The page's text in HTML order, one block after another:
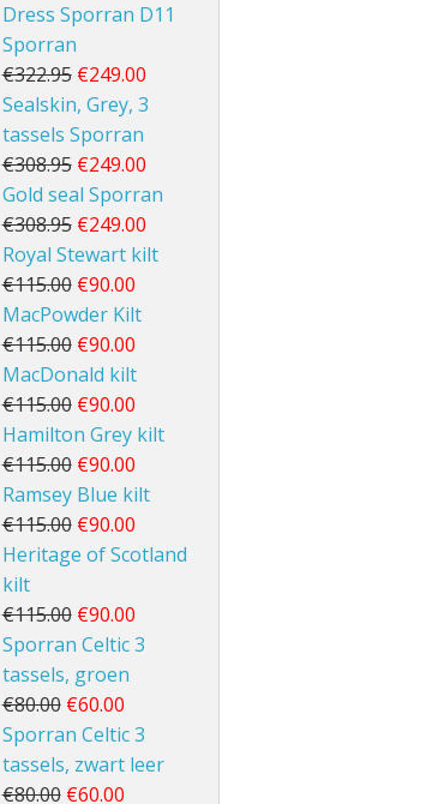
Dress Sporran D11
Sporran
€322.95 €249.00
Sealskin, Grey, 3
tassels Sporran
€308.95 €249.00
Gold seal Sporran
€308.95 €249.00
Royal Stewart kilt
€115.00 €90.00
MacPowder Kilt
€115.00 €90.00
MacDonald kilt
€115.00 €90.00
Hamilton Grey kilt
€115.00 €90.00
Ramsey Blue kilt
€115.00 €90.00
Heritage of Scotland
kilt
€115.00 €90.00
Sporran Celtic 3
tassels, groen
€80.00 €60.00
Sporran Celtic 3
tassels, zwart leer
€80.00 €60.00